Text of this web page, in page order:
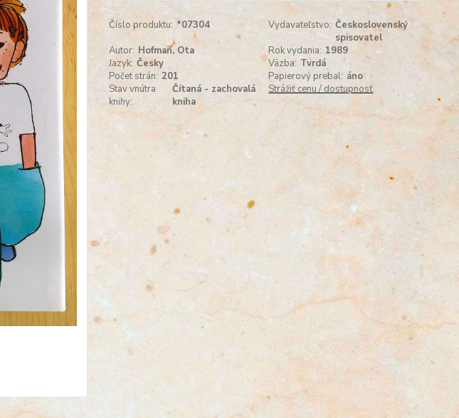
Číslo produktu: *07304 Vydavateľstvo: Československý
spisovatel
Autor: Hofman, Ota Rok vydania: 1989
Jazyk: Česky Väzba: Tvrdá
Počet strán: 201 Papierový prebal: áno
Stav vnútra
knihy:
Čítaná - zachovalá
kniha
Strážiť cenu / dostupnosť